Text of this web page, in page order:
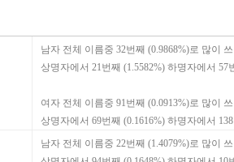
남자 전체 이름중 32번째 (0.9868%)로 많이
상명자에서 21번째 (1.5582%) 하명자에서 57
여자 전체 이름중 91번째 (0.0913%)로 많이
상명자에서 69번째 (0.1616%) 하명자에서
남자 전체 이름중 22번째 (1.4079%)로 많이